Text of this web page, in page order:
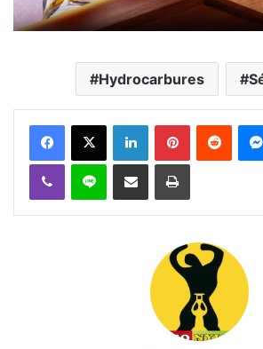
Hydrocarbures
FacebookX Linkedin PinterestReddit
Viber Ligne Partager par email Imprimer